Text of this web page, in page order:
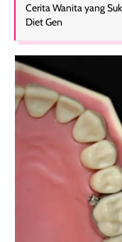
Cerita Wanita yang
Diet Gen